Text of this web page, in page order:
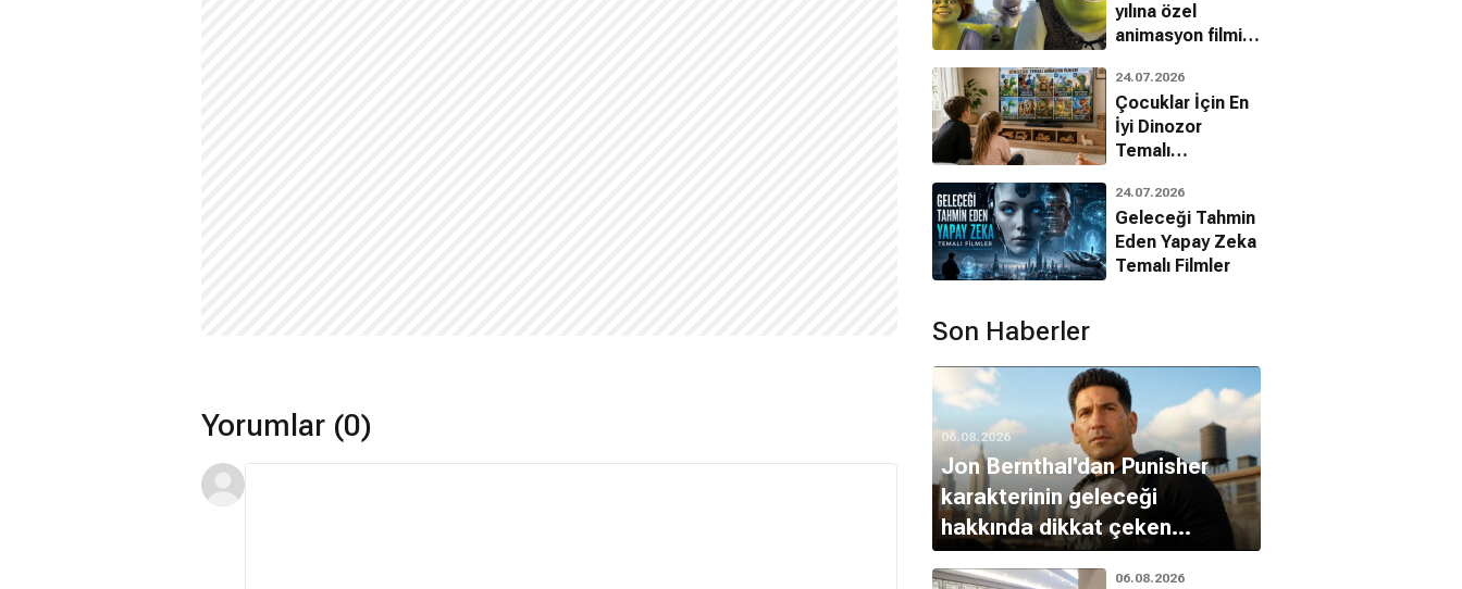
Yorumlar (0)
yılına özel
animasyon filmin
24.07.2026
Çocuklar İçin En
İyi Dinozor
Temalı
Filmleri
24.07.2026
Geleceği Tahmin
Eden Yapay Zeka
Temalı Filmler
Son Haberler
06.08.2026
Jon Bernthal'dan Punisher
karakterinin geleceği
hakkında dikkat çeken
açıklamalar
06.08.2026